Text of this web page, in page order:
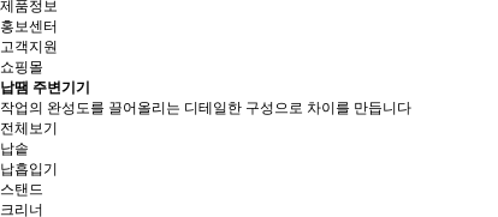
제품정보
홍보센터
고객지원
쇼핑몰
납땜 주변기기
작업의 완성도를 끌어올리는 디테일한 구성으로 차이를 만듭니다
전체보기
납솥
납흡입기
스탠드
크리너